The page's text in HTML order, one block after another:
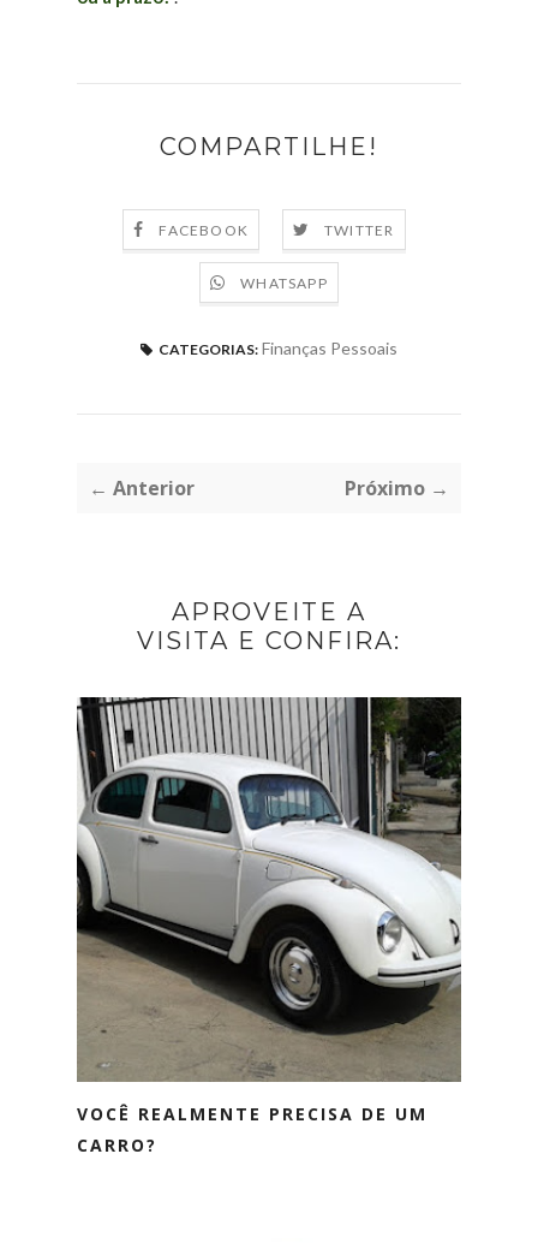
COMPARTILHE!
FACEBOOK TWITTER
WHATSAPP
CATEGORIAS: Finanças Pessoais
← Anterior Próximo →
APROVEITE A
VISITA E CONFIRA:
VOCÊ REALMENTE PRECISA DE UM
CARRO?